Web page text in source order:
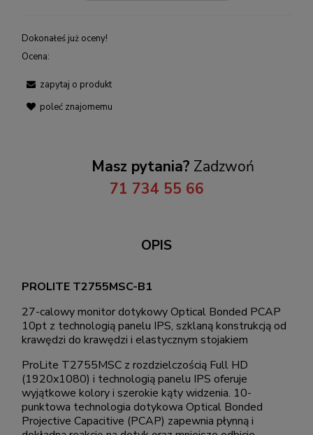
Dokonałeś już oceny!
Ocena:
zapytaj o produkt
poleć znajomemu
Masz pytania? Zadzwoń
71 734 55 66
OPIS
PROLITE T2755MSC-B1
27-calowy monitor dotykowy Optical Bonded PCAP
10pt z technologią panelu IPS, szklaną konstrukcją od
krawędzi do krawędzi i elastycznym stojakiem
ProLite T2755MSC z rozdzielczością Full HD
(1920x1080) i technologią panelu IPS oferuje
wyjątkowe kolory i szerokie kąty widzenia. 10-
punktowa technologia dotykowa Optical Bonded
Projective Capacitive (PCAP) zapewnia płynną i